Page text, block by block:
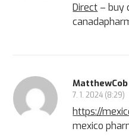
Direct – buy
MatthewCob
7. 1. 2024 (8:29)
https://
mexico